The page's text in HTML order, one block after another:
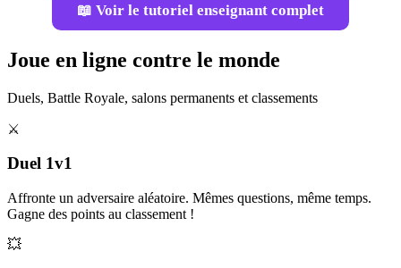
📖 Voir le tutoriel enseignant complet
Joue en ligne contre le monde
Duels, Battle Royale, salons permanents et classements
⚔️
Duel 1v1
Affronte un adversaire aléatoire. Mêmes questions, même temps.
Gagne des points au classement !
💥